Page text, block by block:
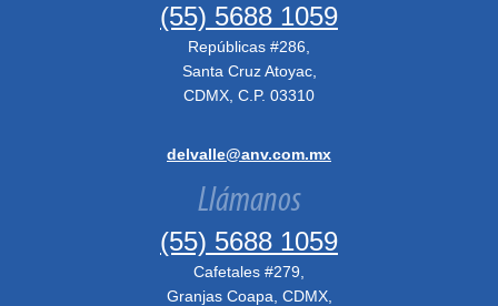
(55) 5688 1059
Repúblicas #286,
Santa Cruz Atoyac,
CDMX, C.P. 03310
delvalle@anv.com.mx
Llámanos
(55) 5688 1059
Cafetales #279,
Granjas Coapa, CDMX,